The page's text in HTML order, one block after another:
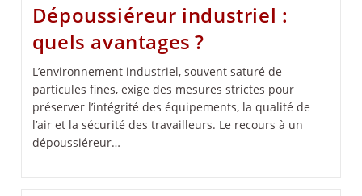
Dépoussiéreur industriel :
quels avantages ?
L’environnement industriel, souvent saturé de
particules fines, exige des mesures strictes pour
préserver l’intégrité des équipements, la qualité de
l’air et la sécurité des travailleurs. Le recours à un
dépoussiéreur…